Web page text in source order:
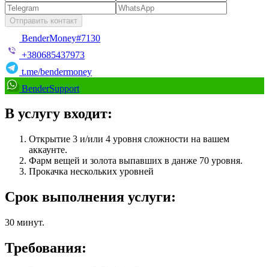
Отправить контакт
BenderMoney#7130
+380685437973
t.me/bendermoney
BenderSupport
В услугу входит:
Открытие 3 и/или 4 уровня сложности на вашем
аккаунте.
Фарм вещей и золота выпавших в данже 70 уровня.
Прокачка нескольких уровней
Срок выполнения услуги:
30 минут.
Требования: